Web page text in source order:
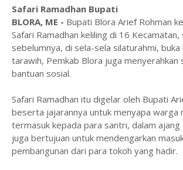
Safari Ramadhan Bupati
BLORA, ME - Bupati Blora Arief Rohman
Safari Ramadhan keliling di 16
sebelumnya, di sela-sela silaturahmi,
tarawih, Pemkab Blora juga menyerahkan
bantuan sosial.
Safari Ramadhan itu digelar oleh Bupati
beserta jajarannya untuk menyapa warga
termasuk kepada para santri, dalam ajang
juga bertujuan untuk mendengarkan
pembangunan dari para tokoh yang hadir.